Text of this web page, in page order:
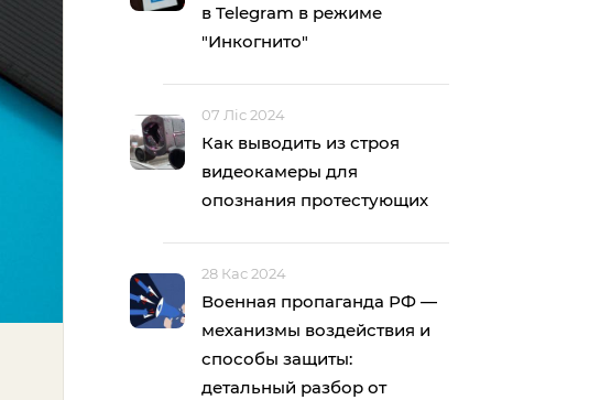
в Telegram в режиме
"Инкогнито"
07 Ліс 2024
Как выводить из строя
видеокамеры для
опознания протестующих
28 Кас 2024
Военная пропаганда РФ —
механизмы воздействия и
способы защиты:
детальный разбор от